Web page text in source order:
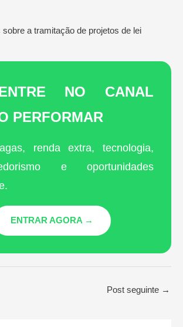
sobre a tramitação de projetos de lei
NO CANAL
PERFORMAR
renda extra, tecnologia,
e oportunidades
ENTRAR AGORA →
Post seguinte →